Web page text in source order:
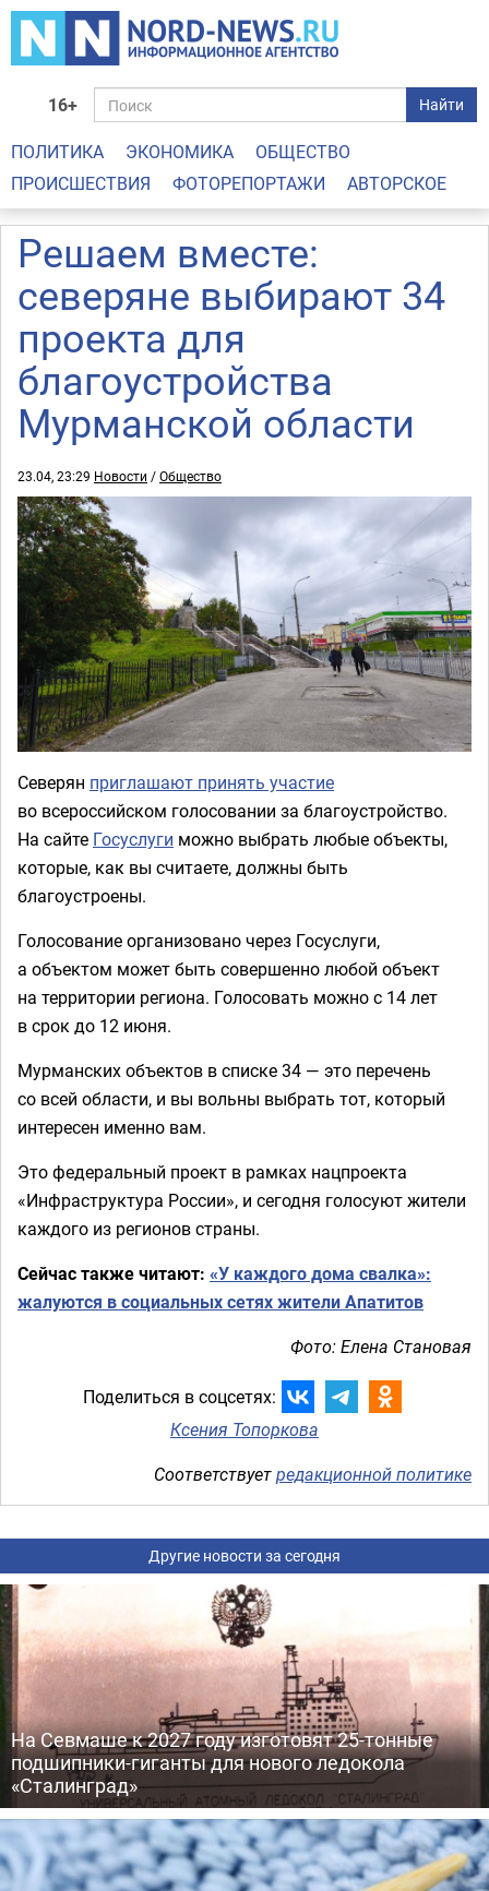
16+ Найти
ПОЛИТИКА ЭКОНОМИКА
ОБЩЕСТВО
ПРОИСШЕСТВИЯ
ФОТОРЕПОРТАЖИ АВТОРСКОЕ
Решаем вместе:
северяне выбирают 34
проекта для
благоустройства
Мурманской области
23.04, 23:29 Новости /Общество
Северян приглашают принять участие
во всероссийском голосовании за благоустройство.
На сайте Госуслуги можно выбрать любые объекты,
которые, как вы считаете, должны быть
благоустроены.
Голосование организовано через Госуслуги,
а объектом может быть совершенно любой объект
на территории региона. Голосовать можно с 14 лет
в срок до 12 июня.
Мурманских объектов в списке 34 — это перечень
со всей области, и вы вольны выбрать тот, который
интересен именно вам.
Это федеральный проект в рамках нацпроекта
«Инфраструктура России», и сегодня голосуют жители
каждого из регионов страны.
Сейчас также читают: «У каждого дома свалка»:
жалуются в социальных сетях жители Апатитов
Фото: Елена Становая
Поделиться в соцсетях:
Ксения Топоркова
Соответствуетредакционной политике
Другие новости за сегодня
На Севмаше к 2027 году изготовят 25-тонные
подшипники-гиганты для нового ледокола
«Сталинград»